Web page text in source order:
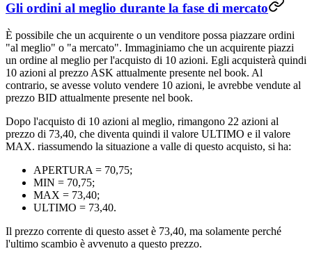
Gli ordini al meglio durante la fase di mercato
È possibile che un acquirente o un venditore possa piazzare ordini
"al meglio" o "a mercato". Immaginiamo che un acquirente piazzi
un ordine al meglio per l'acquisto di 10 azioni. Egli acquisterà quindi
10 azioni al prezzo ASK attualmente presente nel book. Al
contrario, se avesse voluto vendere 10 azioni, le avrebbe vendute al
prezzo BID attualmente presente nel book.
Dopo l'acquisto di 10 azioni al meglio, rimangono 22 azioni al
prezzo di 73,40, che diventa quindi il valore ULTIMO e il valore
MAX. riassumendo la situazione a valle di questo acquisto, si ha:
APERTURA = 70,75;
MIN = 70,75;
MAX = 73,40;
ULTIMO = 73,40.
Il prezzo corrente di questo asset è 73,40, ma solamente perché
l'ultimo scambio è avvenuto a questo prezzo.